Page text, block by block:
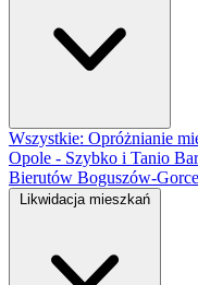
Wszystkie: Opróżnianie
Opole - Szybko i Tanio
Bierutów Boguszów-Gorce
Likwidacja mieszkań